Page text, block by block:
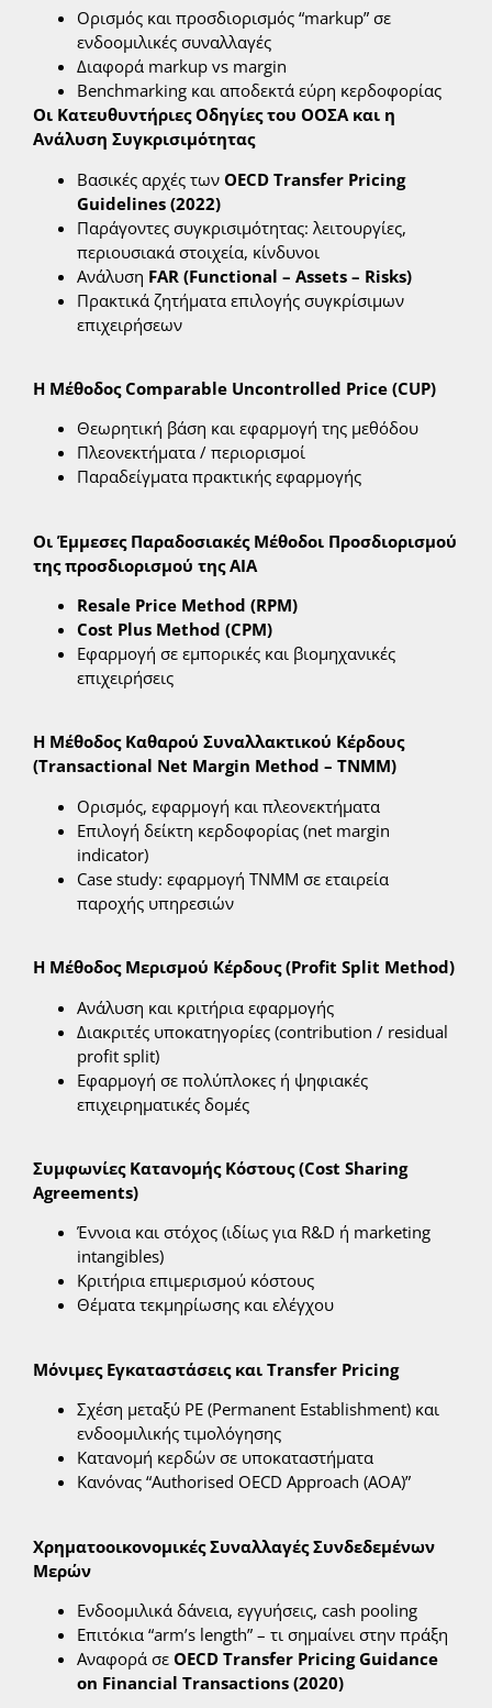
Ορισμός και προσδιορισμός “markup” σε
ενδοομιλικές συναλλαγές
Διαφορά markup vs margin
Benchmarking και αποδεκτά εύρη κερδοφορίας
Οι Κατευθυντήριες Οδηγίες του ΟΟΣΑ και η
Ανάλυση Συγκρισιμότητας
Βασικές αρχές των OECD Transfer Pricing
Guidelines (2022)
Παράγοντες συγκρισιμότητας: λειτουργίες,
περιουσιακά στοιχεία, κίνδυνοι
Ανάλυση FAR (Functional – Assets – Risks)
Πρακτικά ζητήματα επιλογής συγκρίσιμων
επιχειρήσεων
Η Μέθοδος Comparable Uncontrolled Price (CUP)
Θεωρητική βάση και εφαρμογή της μεθόδου
Πλεονεκτήματα / περιορισμοί
Παραδείγματα πρακτικής εφαρμογής
Οι Έμμεσες Παραδοσιακές Μέθοδοι Προσδιορισμού
της προσδιορισμού της ΑΙΑ
Resale Price Method (RPM)
Cost Plus Method (CPM)
Εφαρμογή σε εμπορικές και βιομηχανικές
επιχειρήσεις
Η Μέθοδος Καθαρού Συναλλακτικού Κέρδους
(Transactional Net Margin Method – TNMM)
Ορισμός, εφαρμογή και πλεονεκτήματα
Επιλογή δείκτη κερδοφορίας (net margin
indicator)
Case study: εφαρμογή TNMM σε εταιρεία
παροχής υπηρεσιών
Η Μέθοδος Μερισμού Κέρδους (Profit Split Method)
Ανάλυση και κριτήρια εφαρμογής
Διακριτές υποκατηγορίες (contribution / residual
profit split)
Εφαρμογή σε πολύπλοκες ή ψηφιακές
επιχειρηματικές δομές
Συμφωνίες Κατανομής Κόστους (Cost Sharing
Agreements)
Έννοια και στόχος (ιδίως για R&D ή marketing
intangibles)
Κριτήρια επιμερισμού κόστους
Θέματα τεκμηρίωσης και ελέγχου
Μόνιμες Εγκαταστάσεις και Transfer Pricing
Σχέση μεταξύ PE (Permanent Establishment) και
ενδοομιλικής τιμολόγησης
Κατανομή κερδών σε υποκαταστήματα
Κανόνας “Authorised OECD Approach (AOA)”
Χρηματοοικονομικές Συναλλαγές Συνδεδεμένων
Μερών
Ενδοομιλικά δάνεια, εγγυήσεις, cash pooling
Επιτόκια “arm’s length” – τι σημαίνει στην πράξη
Αναφορά σε OECD Transfer Pricing Guidance
on Financial Transactions (2020)